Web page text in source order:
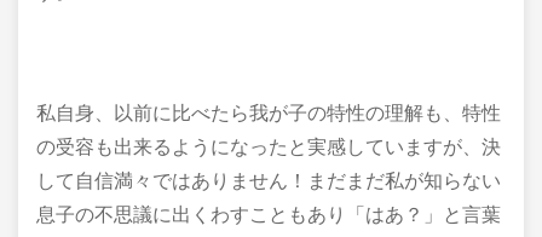
私自身、以前に比べたら我が子の特性の理解も、特性
の受容も出来るようになったと実感していますが、決
して自信満々ではありません！まだまだ私が知らない
息子の不思議に出くわすこともあり「はあ？」と言葉